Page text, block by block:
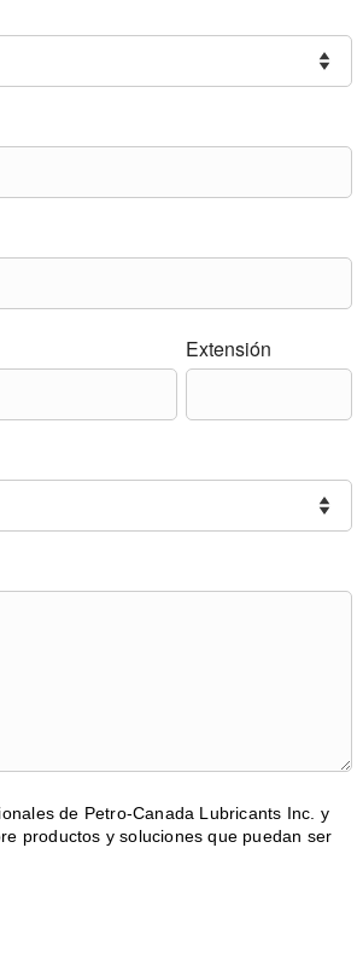
Extensión
de Petro-Canada Lubricants Inc. y
productos y soluciones que puedan ser